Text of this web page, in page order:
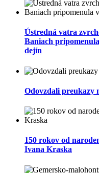
Ústredná vatra
Baniach
dejín
Odovzdali preukazy
150 rokov od
Ivana Kraska